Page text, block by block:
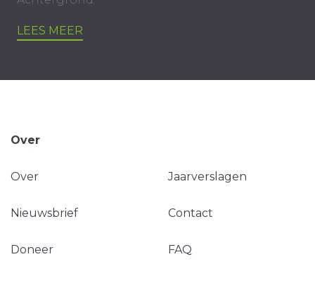
LEES MEER
Over
Over Jaarverslagen
Nieuwsbrief Contact
Doneer FAQ